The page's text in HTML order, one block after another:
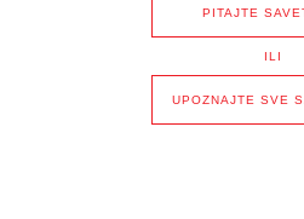
PITAJTE
ILI
UPOZNAJTE SVE